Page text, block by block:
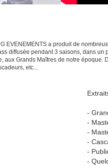
EVENEMENTS a produit de
diffusée pendant 3 saisons, dans un
aux Grands Maîtres de notre époque.
etc...
-
-
-
-
-
-